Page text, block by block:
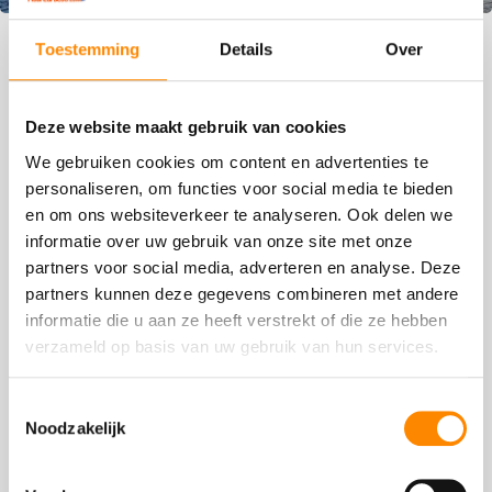
Toestemming Details Over
Deze website maakt gebruik van cookies
We gebruiken cookies om content en advertenties te
personaliseren, om functies voor social media te bieden
en om ons websiteverkeer te analyseren. Ook delen we
informatie over uw gebruik van onze site met onze
partners voor social media, adverteren en analyse. Deze
partners kunnen deze gegevens combineren met andere
informatie die u aan ze heeft verstrekt of die ze hebben
verzameld op basis van uw gebruik van hun services.
Noodzakelijk
Blogs
Betalen met Euro op Curaçao, kan dat?
eigenlijk wel?